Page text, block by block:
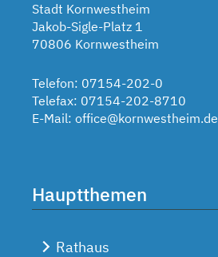
Stadt Kornwestheim
Jakob-Sigle-Platz 1
70806 Kornwestheim
Telefon: 07154-202-0
Telefax: 07154-202-8710
E-Mail: office@kornwestheim.de
Hauptthemen
Rathaus